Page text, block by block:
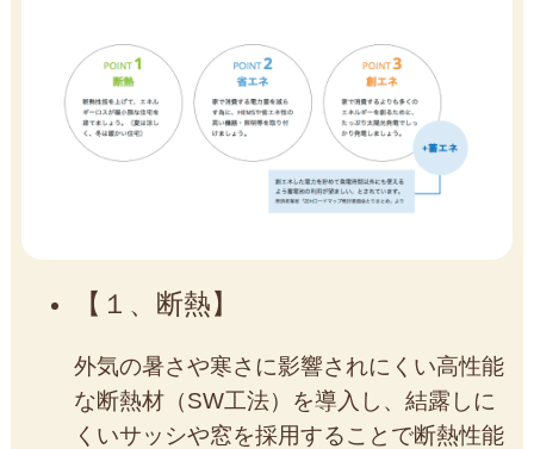
１、断熱
外気の暑さや寒さに影響されにくい高性能
な断熱材（SW工法）を導入し、結露しに
くいサッシや窓を採用することで断熱性能